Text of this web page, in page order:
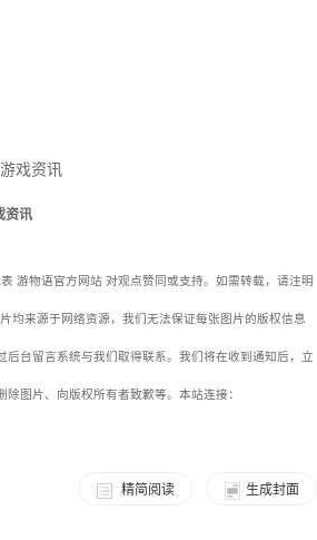
资讯
游物语官方网站 对观点赞同或支持。如需转载，请注明
均来源于网络资源，我们无法保证每张图片的版权信息
台留言系统与我们取得联系。我们将在收到通知后，立
图片、向版权所有者致歉等。本站连接：
生成封面
精简阅读